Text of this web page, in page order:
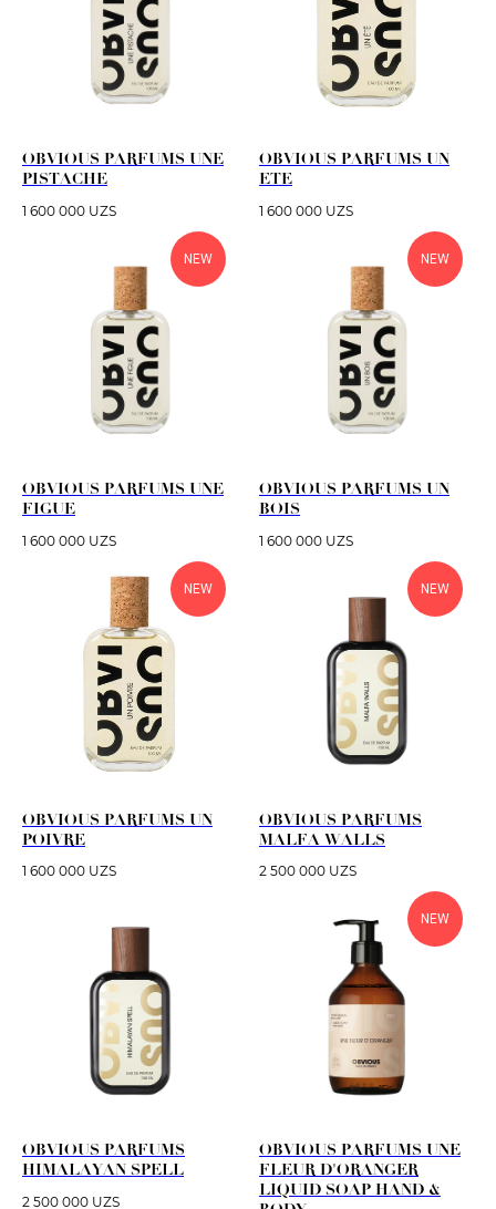
OBVIOUS PARFUMS UNE
PISTACHE
1 600 000 UZS
OBVIOUS PARFUMS UN
ETE
1 600 000 UZS
NEW
OBVIOUS PARFUMS UNE
FIGUE
1 600 000 UZS
NEW
OBVIOUS PARFUMS UN
BOIS
1 600 000 UZS
NEW
OBVIOUS PARFUMS UN
POIVRE
1 600 000 UZS
NEW
OBVIOUS PARFUMS
MALFA WALLS
2 500 000 UZS
OBVIOUS PARFUMS
HIMALAYAN SPELL
2 500 000 UZS
NEW
OBVIOUS PARFUMS UNE
FLEUR D'ORANGER
LIQUID SOAP HAND &